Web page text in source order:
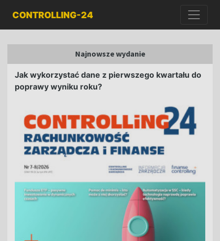
CONTROLLING-24
Najnowsze wydanie
Jak wykorzystać dane z pierwszego kwartału do
poprawy wyniku roku?